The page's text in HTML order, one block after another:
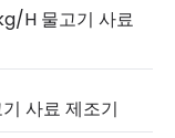
h 물고기 사료
사료 제조기